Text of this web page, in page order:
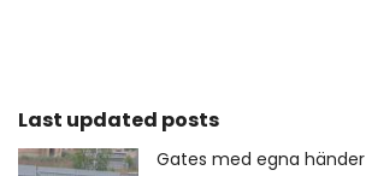
Last updated posts
Gates med egna händer